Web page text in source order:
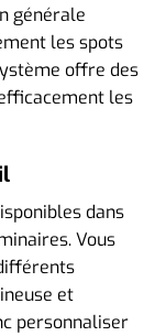
générale
les spots
offre des
les
dans
Vous
et
personnaliser